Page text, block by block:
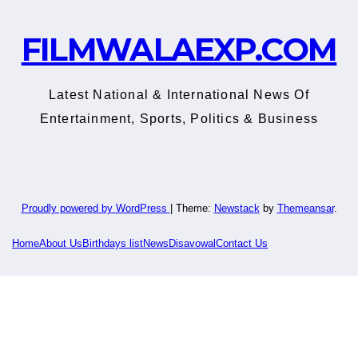
FILMWALAEXP.COM
Latest National & International News Of
Entertainment, Sports, Politics & Business
Proudly powered by WordPress | Theme: Newstack by Themeansar.
HomeAbout Us Birthdays listNews DisavowalContact Us